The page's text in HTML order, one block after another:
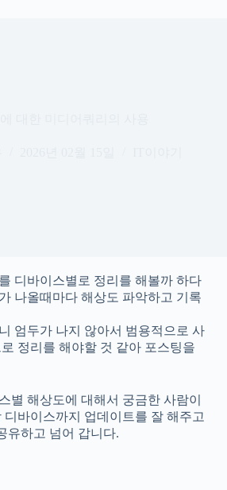
디바이스별로 정리를 해볼까 하다
나올때마다 해상도 파악하고 기록
엄두가 나지 않아서 범용적으로 사
정리를 해야할 것 같아 포스팅을
별 해상도에 대해서 궁금한 사람이
디바이스까지 업데이트를 잘 해주고
유하고 넘어 갑니다.